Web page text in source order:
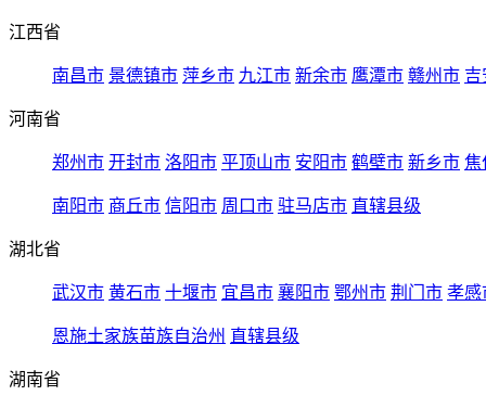
江西省
南昌市 景德镇市 萍乡市 九江市 新余市 鹰潭市 赣州市 吉
河南省
郑州市 开封市 洛阳市 平顶山市 安阳市 鹤壁市 新乡市 焦
南阳市 商丘市 信阳市 周口市 驻马店市 直辖县级
湖北省
武汉市 黄石市 十堰市 宜昌市 襄阳市 鄂州市 荆门市 孝感
恩施土家族苗族自治州 直辖县级
湖南省